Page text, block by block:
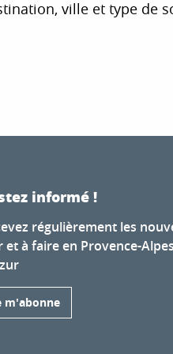
ville et type de
aux favoris
informé !
régulièrement les
et à faire en Provence-
m'abonne